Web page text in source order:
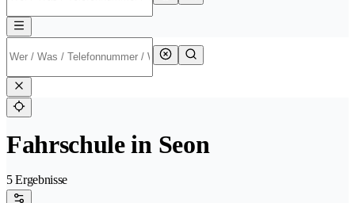
Fahrschule in Seon
5 Ergebnisse